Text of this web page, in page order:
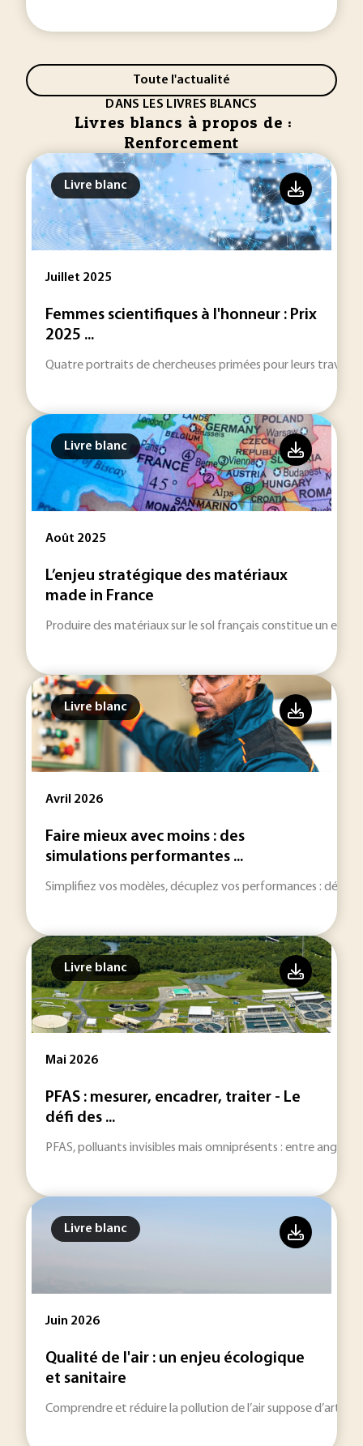
Toute l'actualité
DANS LES LIVRES BLANCS
Livres blancs à propos de :
Renforcement
Livre blanc
Juillet 2025
Femmes scientifiques à l'honneur : Prix
2025 ...
Quatre portraits de chercheuses primées pour leurs
Livre blanc
Août 2025
L’enjeu stratégique des matériaux
made in France
Produire des matériaux sur le sol français constitue un
Livre blanc
Avril 2026
Faire mieux avec moins : des
simulations performantes ...
Simplifiez vos modèles, décuplez vos performances :
Livre blanc
Mai 2026
PFAS : mesurer, encadrer, traiter - Le
défi des ...
PFAS, polluants invisibles mais omniprésents : entre angles
Livre blanc
Juin 2026
Qualité de l'air : un enjeu écologique
et sanitaire
Comprendre et réduire la pollution de l’air suppose